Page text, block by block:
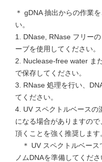
＊ gDNA 抽出からの作業
い。
1. DNase, RNase フリー
ーブを使用してください。
2. Nuclease-free water ま
で保存してください。
3. RNase 処理を行い、
てください。
4. UV スペクトルベースの
になる場合がありますの
頂くことを強く推奨します
＊ UV スペクトルベース
ノムDNAを準備してくださ